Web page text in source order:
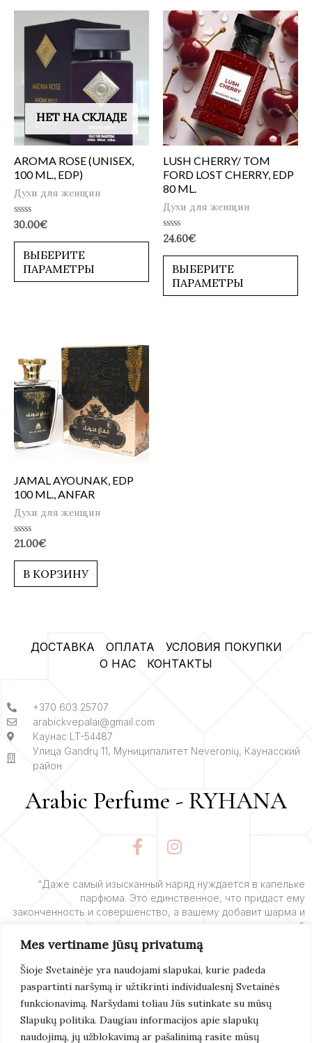
Mes vertiname jūsų privatumą
Šioje Svetainėje yra naudojami slapukai, kurie padeda
paspartinti naršymą ir užtikrinti individualesnį Svetainės
funkcionavimą. Naršydami toliau Jūs sutinkate su mūsų
Slapukų politika. Daugiau informacijos apie slapukų
naudojimą, jų užblokavimą ar pašalinimą rasite mūsų
НЕТ НА СКЛАДЕ
AROMA ROSE (UNISEX,
100 ML., EDP)
Духи для женщин
Оценка
из
30.00€
ВЫБЕРИТЕ
ПАРАМЕТРЫ
LUSH CHERRY/ TOM
FORD LOST CHERRY, EDP
80 ML.
Духи для женщин
Оценка
из
24.60€
ВЫБЕРИТЕ
ПАРАМЕТРЫ
JAMAL AYOUNAK, EDP
100 ML., ANFAR
Духи для женщин
Оценка
из
21.00€
В КОРЗИНУ
ДОСТАВКА ОПЛАТА
УСЛОВИЯ ПОКУПКИ
О НАС
КОНТАКТЫ
+370 603 25707
arabickvepalai@gmail.com
Каунас LT-54487
Улица Gandrų 11, Муниципалитет Neveronių, Каунасский
район
Arabic Perfume - RYHANA
F
a
e
b
o
o
k
-
f
I
n
t
a
g
r
a
m
“Даже самый изысканный наряд нуждается в капельке
парфюма. Это единственное, что придаст ему
законченность и совершенство, а вашему добавит шарма и
очарования”.
Подробнее